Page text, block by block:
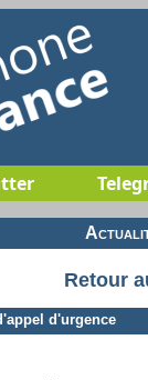
Retour
d'urgence